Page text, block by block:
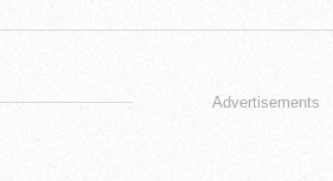
Advertisements